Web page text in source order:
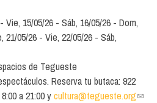
Vie, 15/05/26 Sáb, 16/05/26
Dom,
21/05/26 Vie, 22/05/26
Sáb,
de Tegueste
Reserva tu butaca: 922
a 21:00 ycultura@tegueste.org(link